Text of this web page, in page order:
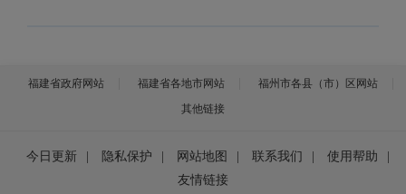
福建省政府网站 福建省各地市网站
福州市各县（市）区网站
其他链接
今日更新 隐私保护 网站地图 联系我们 使用帮助
友情链接